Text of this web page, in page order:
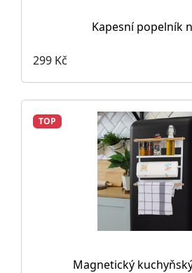
Kapesní popelník
299 Kč
TOP
Magnetický